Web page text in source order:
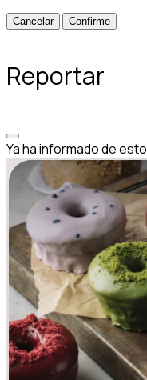
Confirme
Reportar
Ya ha informado de esto